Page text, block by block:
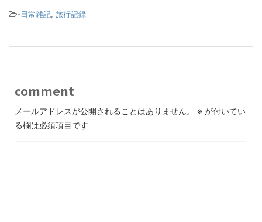
-日常雑記, 旅行記録
comment
メールアドレスが公開されることはありません。 ※ が付いてい
る欄は必須項目です